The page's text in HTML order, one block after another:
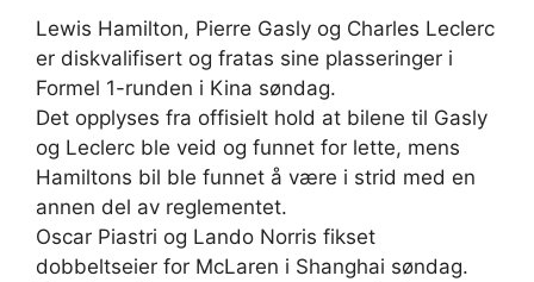
Lewis Hamilton, Pierre Gasly og Charles Leclerc
er diskvalifisert og fratas sine plasseringer i
Formel 1-runden i Kina søndag.
Det opplyses fra offisielt hold at bilene til Gasly
og Leclerc ble veid og funnet for lette, mens
Hamiltons bil ble funnet å være i strid med en
annen del av reglementet.
Oscar Piastri og Lando Norris fikset
dobbeltseier for McLaren i Shanghai søndag.